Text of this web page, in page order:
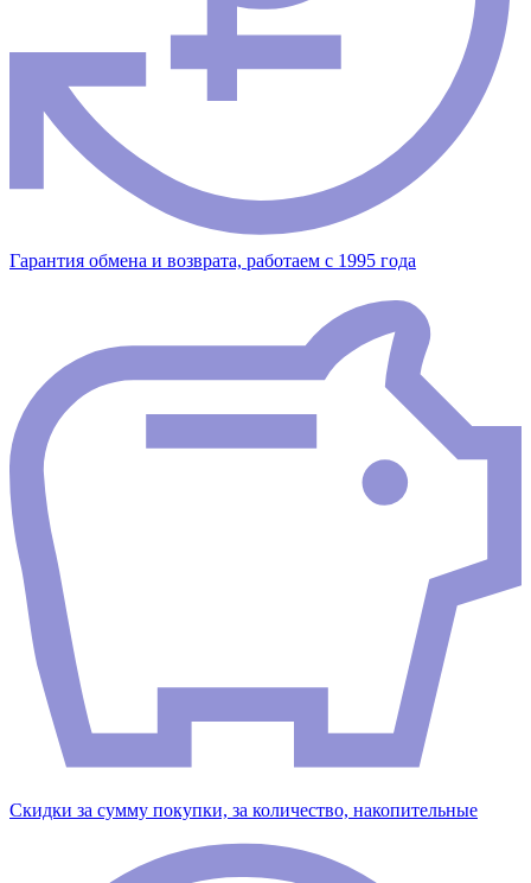
Гарантия обмена и возврата, работаем с 1995 года
Скидки за сумму покупки, за количество, накопительные